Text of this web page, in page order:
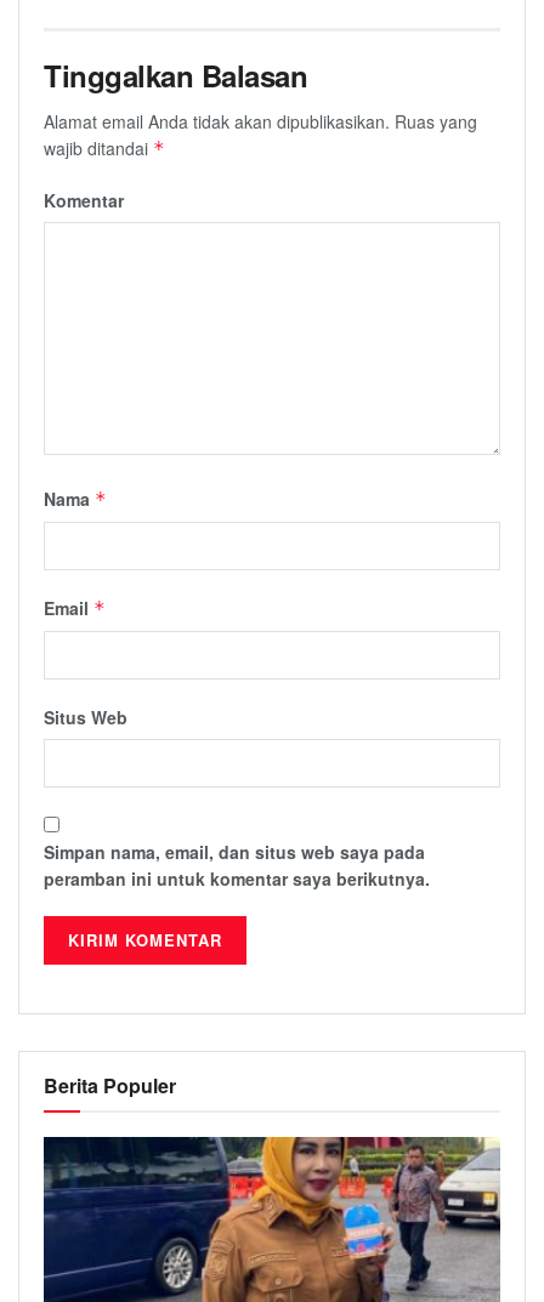
Tinggalkan Balasan
Alamat email Anda tidak akan dipublikasikan. Ruas yang
wajib ditandai *
Komentar
Nama *
Email *
Situs Web
Simpan nama, email, dan situs web saya pada
peramban ini untuk komentar saya berikutnya.
Berita Populer